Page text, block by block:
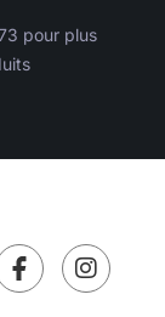
pour plus